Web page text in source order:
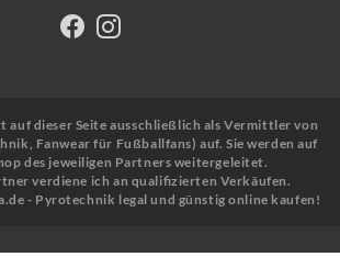
auf dieser Seite ausschließlich als Vermittler von
Fanwear für Fußballfans) auf. Sie werden auf
des jeweiligen Partners weitergeleitet.
verdiene ich an qualifizierten Verkäufen.
- Pyrotechnik legal und günstig online kaufen!